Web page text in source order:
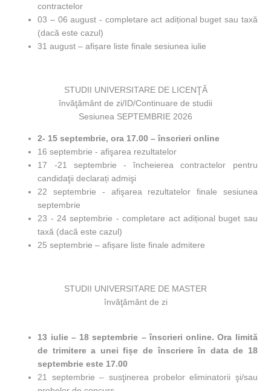
contractelor
03 – 06 august - completare act adițional buget sau taxă
(dacă este cazul)
31 august – afișare liste finale sesiunea iulie
STUDII UNIVERSITARE DE LICENŢĂ
învăţământ de zi/ID/Continuare de studii
Sesiunea SEPTEMBRIE 2026
2- 15 septembrie, ora 17.00 – înscrieri online
16 septembrie - afişarea rezultatelor
17 -21 septembrie - încheierea contractelor pentru
candidaţii declarați admişi
22 septembrie - afişarea rezultatelor finale sesiunea
septembrie
23 - 24 septembrie - completare act adițional buget sau
taxă (dacă este cazul)
25 septembrie – afișare liste finale admitere
STUDII UNIVERSITARE DE MASTER
învăţământ de zi
13 iulie – 18 septembrie – înscrieri online. Ora limită
de trimitere a unei fișe de înscriere în data de 18
septembrie este 17.00
21 septembrie – susţinerea probelor eliminatorii şi/sau